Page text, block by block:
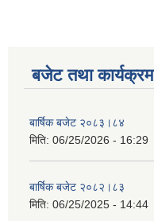
बजेट तथा कार्यक्रम
बार्षिक बजेट २०८३।८४
मिति: 06/25/2026 - 16:29
बार्षिक बजेट २०८२।८३
मिति: 06/25/2025 - 14:44